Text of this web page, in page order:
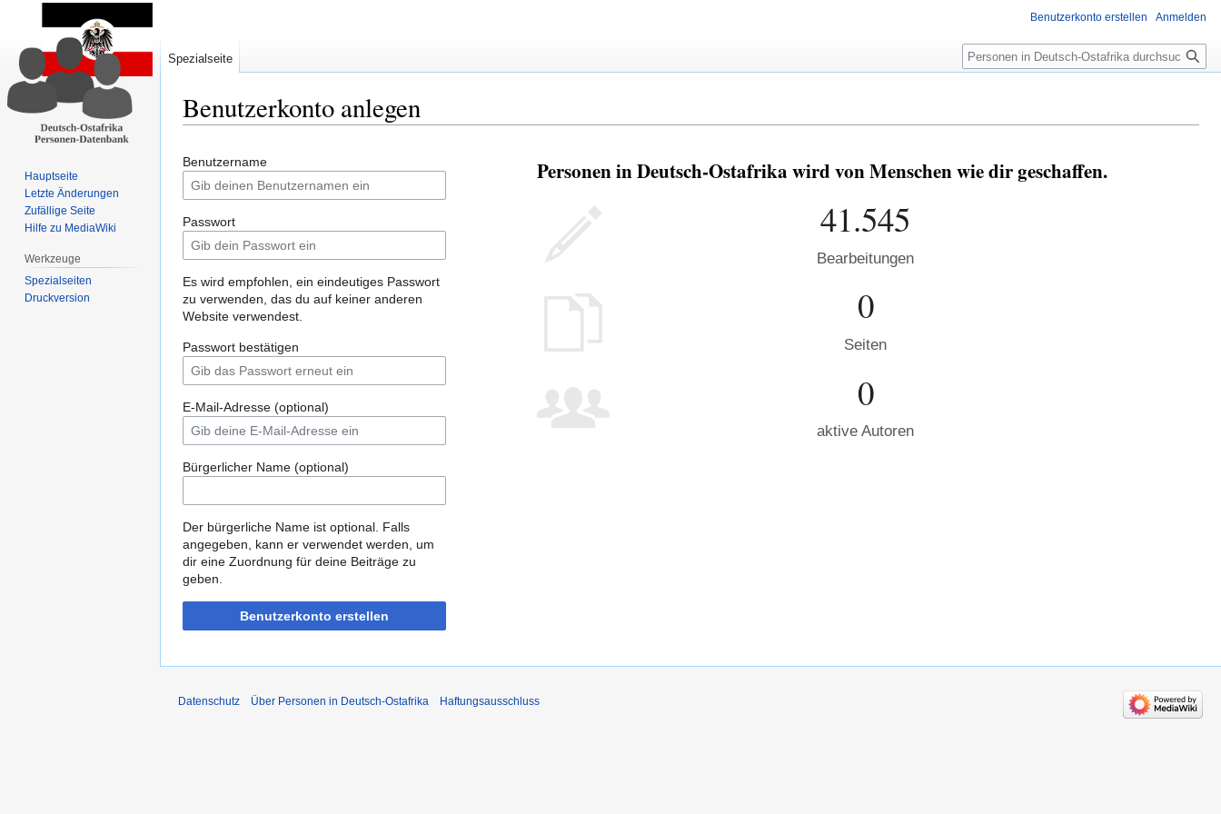
Benutzerkonto anlegen
Navigation
springen
Suche
springen
Benutzername
Passwort
Es wird empfohlen, ein eindeutiges Passwort
zu verwenden, das du auf keiner anderen
Website verwendest.
Passwort bestätigen
E-Mail-Adresse (optional)
Bürgerlicher Name (optional)
Der bürgerliche Name ist optional. Falls
angegeben, kann er verwendet werden, um
dir eine Zuordnung für deine Beiträge zu
geben.
Benutzerkonto erstellen
Personen in Deutsch-Ostafrika wird von Menschen wie dir geschaffen.
41.545
Bearbeitungen
0
Seiten
0
aktive Autoren
Benutzerkonto erstellen Anmelden
Spezialseite Suche
Hauptseite
Letzte Änderungen
Zufällige Seite
Hilfe zu MediaWiki
Werkzeuge
Spezialseiten
Druckversion
Datenschutz Über Personen in Deutsch-Ostafrika Haftungsausschluss